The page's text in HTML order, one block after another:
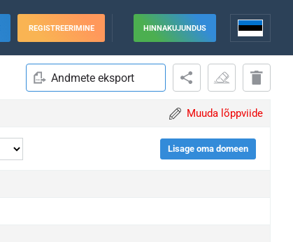
REGISTREERIMINE HINNAKUJUNDUS
Andmete eksport
Muuda lõppviide
Lisage oma domeen